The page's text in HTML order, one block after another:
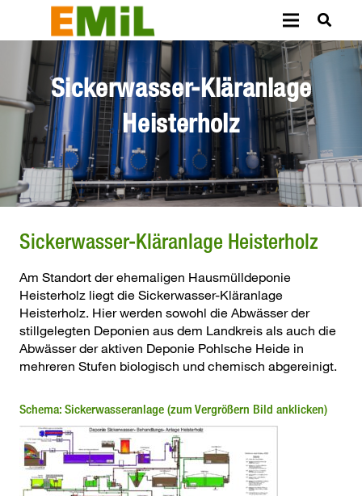
Sickerwasser-Kläranlage
Heisterholz
Sickerwasser-Kläranlage Heisterholz
Am Standort der ehemaligen Hausmülldeponie
Heisterholz liegt die Sickerwasser-Kläranlage
Heisterholz. Hier werden sowohl die Abwässer der
stillgelegten Deponien aus dem Landkreis als auch die
Abwässer der aktiven Deponie Pohlsche Heide in
mehreren Stufen biologisch und chemisch abgereinigt.
Schema: Sickerwasseranlage (zum Vergrößern Bild anklicken)